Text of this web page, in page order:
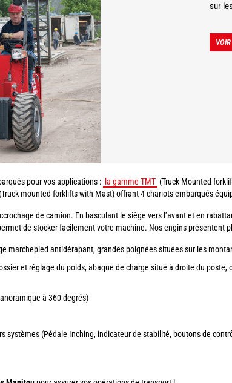
sur
pour vos applications : la gamme TMT (Truck-Mounted
mounted forklifts with Mast) offrant 4 chariots embarqués
de camion. En basculant le siège vers l’avant et en
de stocker facilement votre machine. Nos engins présentent
marchepied antidérapant, grandes poignées situées sur les
et réglage du poids, abaque de charge situé à droite du poste,
à 360 degrés)
systèmes (Pédale Inching, indicateur de stabilité, boutons de